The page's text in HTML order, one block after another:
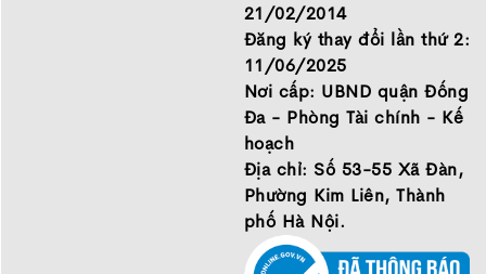
2. Thiết kế và cấu trúc của vợt Pickleball
Thiết kế lấy cảm hứng từ Alix Trương
Kamito Dominus được phát triển cùng Alix Trương –
21/02/2014
Đăng ký thay đổi lần thứ 2:
11/06/2025
Nơi cấp: UBND quận Đống
Đa - Phòng Tài chính - Kế
hoạch
Địa chỉ: Số 53-55 Xã Đàn,
Phường Kim Liên, Thành
phố Hà Nội.